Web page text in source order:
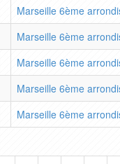
Marseille 6ème
Marseille 6ème
Marseille 6ème
Marseille 6ème
Marseille 6ème